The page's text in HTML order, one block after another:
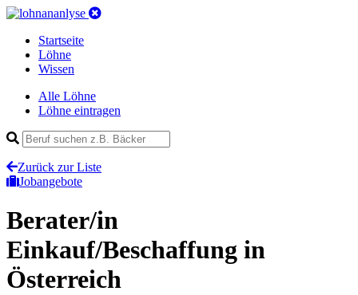
Startseite
Löhne
Wissen
Alle Löhne
Löhne eintragen
Zurück zur Liste
Jobangebote
Berater/in
Einkauf/Beschaffung in
Österreich